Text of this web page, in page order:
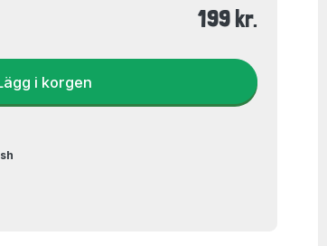
199 kr.
i korgen